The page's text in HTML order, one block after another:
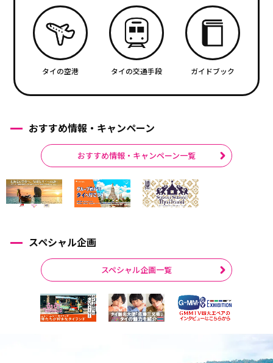
タイの空港 タイの交通手段 ガイドブック
おすすめ情報・キャンペーン
おすすめ情報・キャンペーン一覧
スペシャル企画
スペシャル企画一覧